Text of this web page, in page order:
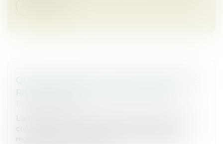
QUAND MARIAGE ET DROIT DES SOCIÉTÉS
RIMENT AVEC ASSOCIATION FORCÉE !
L’article 1832-2 du Code civil permet, sous certaines
conditions, au conjoint d’un époux marié sous le
régime de la communauté qui a utilisé des biens